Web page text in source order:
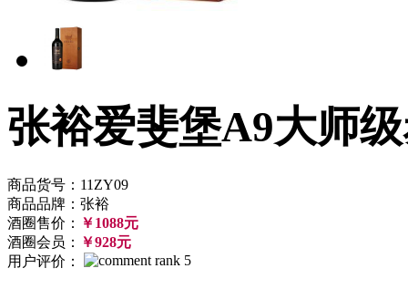
张裕爱斐堡A9大师
商品货号：11ZY09
商品品牌：张裕
酒圈售价： ￥1088元
酒圈会员： ￥928元
用户评价：